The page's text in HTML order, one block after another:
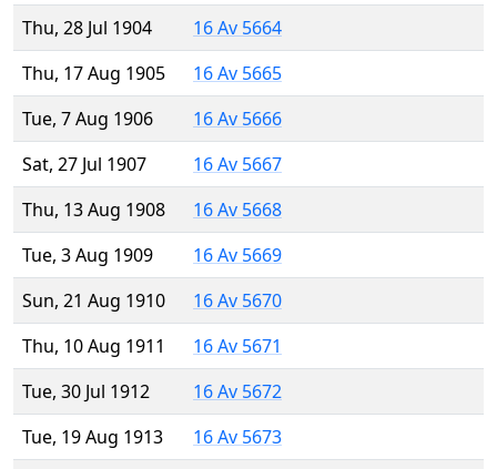
Thu, 28 Jul 1904
16 Av 5664
Thu, 17 Aug 1905
16 Av 5665
Tue, 7 Aug 1906
16 Av 5666
Sat, 27 Jul 1907
16 Av 5667
Thu, 13 Aug 1908
16 Av 5668
Tue, 3 Aug 1909
16 Av 5669
Sun, 21 Aug 1910
16 Av 5670
Thu, 10 Aug 1911
16 Av 5671
Tue, 30 Jul 1912
16 Av 5672
Tue, 19 Aug 1913
16 Av 5673